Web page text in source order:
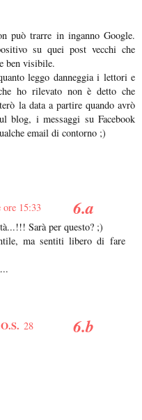
può trarre in inganno Google.
su quei post vecchi che
ben visibile.
leggo danneggia i lettori e
ho rilevato non è detto che
la data a partire quando avrò
blog, i messaggi su Facebook
email di contorno ;)
ore 15:33
Sarà per questo? ;)
ma sentiti libero di fare
28